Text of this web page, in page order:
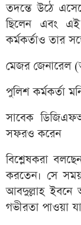
তদন্তে উঠে
ছিলেন এবং
কর্মকর্তাও তার
মেজর
পুলিশ কর্মকর্তা
সাবেক
সফরও করেন
বিশ্লেষকরা
করতেন। সে সময়
আবদুল্লাহ ইবনে
গভীরতা পাওয়া